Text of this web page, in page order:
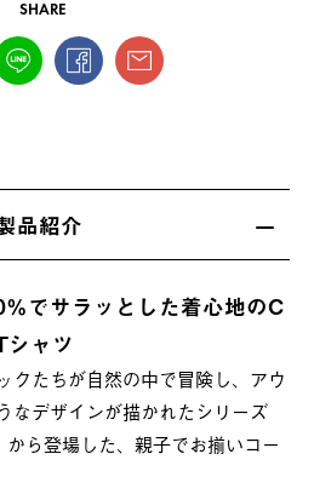
SHARE
品紹介
でサラッとした着心地のC
ャツ
クたちが自然の中で冒険し、アウ
なデザインが描かれたシリーズ
から登場した、親子でお揃いコー